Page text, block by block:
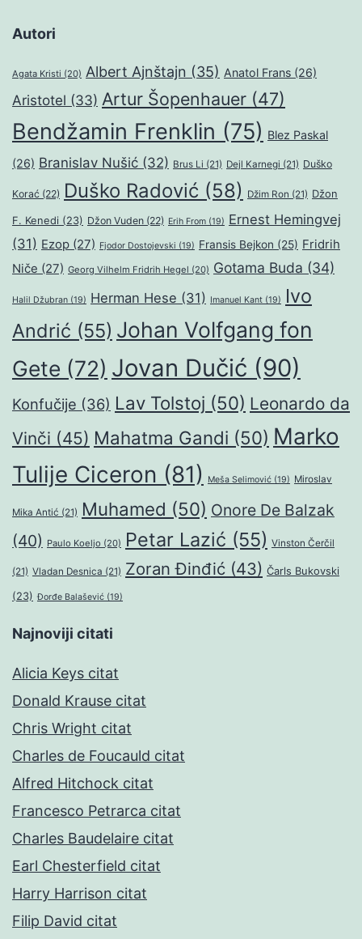
Autori
Agata Kristi (20) Albert Ajnštajn (35) Anatol Frans (26)
Aristotel (33) Artur Šopenhauer (47)
Bendžamin Frenklin (75) Blez Paskal
(26) Branislav Nušić (32) Brus Li (21) Dejl Karnegi (21) Duško
Korać (22) Duško Radović (58) Džim Ron (21) Džon
F. Kenedi (23) Džon Vuden (22) Erih From (19) Ernest Hemingvej
(31) Ezop (27) Fjodor Dostojevski (19) Fransis Bejkon (25) Fridrih
Niče (27) Georg Vilhelm Fridrih Hegel (20) Gotama Buda (34)
Halil Džubran (19) Herman Hese (31) Imanuel Kant (19)
Ivo
Andrić (55) Johan Volfgang fon
Gete (72) Jovan Dučić (90)
Konfučije (36) Lav Tolstoj (50) Leonardo da
Vinči (45) Mahatma Gandi (50) Marko
Tulije Ciceron (81) Meša Selimović (19) Miroslav
Mika Antić (21) Muhamed (50) Onore De Balzak
(40) Paulo Koeljo (20) Petar Lazić (55) Vinston Čerčil
(21) Vladan Desnica (21) Zoran Đinđić (43) Čarls Bukovski
(23) Đorđe Balašević (19)
Najnoviji citati
Alicia Keys citat
Donald Krause citat
Chris Wright citat
Charles de Foucauld citat
Alfred Hitchock citat
Francesco Petrarca citat
Charles Baudelaire citat
Earl Chesterfield citat
Harry Harrison citat
Filip David citat